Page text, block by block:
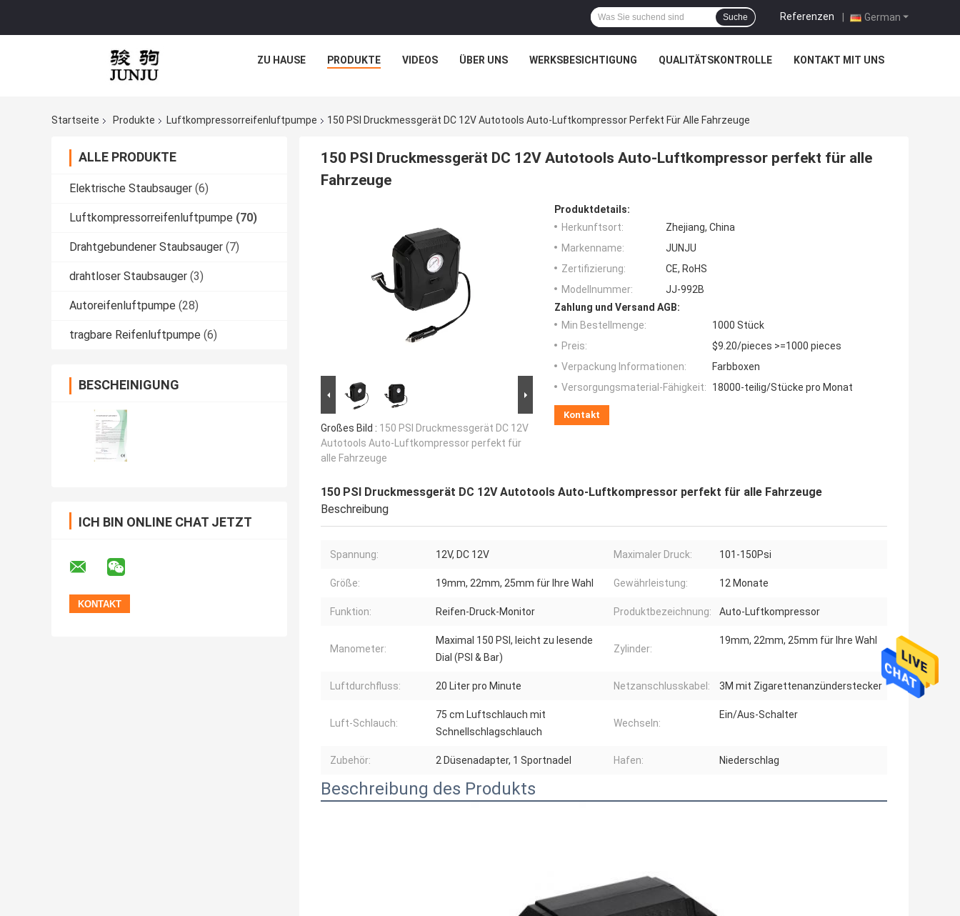
German
Referenzen |
Suche
ZU HAUSE PRODUKTE VIDEOS ÜBER UNS WERKSBESICHTIGUNG QUALITÄTSKONTROLLE KONTAKT MIT UNS
Startseite Produkte Luftkompressorreifenluftpumpe 150 PSI Druckmessgerät DC 12V Autotools Auto-Luftkompressor Perfekt Für Alle Fahrzeuge
ALLE PRODUKTE
Elektrische Staubsauger (6)
Luftkompressorreifenluftpumpe (70)
Drahtgebundener Staubsauger (7)
drahtloser Staubsauger (3)
Autoreifenluftpumpe (28)
tragbare Reifenluftpumpe (6)
BESCHEINIGUNG
ICH BIN ONLINE CHAT JETZT
150 PSI Druckmessgerät DC 12V Autotools Auto-Luftkompressor perfekt für alle
Fahrzeuge
Großes Bild : 150 PSI Druckmessgerät DC 12V
Autotools Auto-Luftkompressor perfekt für
alle Fahrzeuge
Produktdetails:
Herkunftsort:
Zhejiang, China
Markenname:
JUNJU
Zertifizierung:
CE, RoHS
Modellnummer:
JJ-992B
Zahlung und Versand AGB:
Min Bestellmenge:
1000 Stück
Preis:
$9.20/pieces >=1000 pieces
Verpackung Informationen:
Farbboxen
Versorgungsmaterial-Fähigkeit:
18000-teilig/Stücke pro Monat
Kontakt
150 PSI Druckmessgerät DC 12V Autotools Auto-Luftkompressor perfekt für alle Fahrzeuge
Beschreibung
Spannung: 12V, DC 12V Maximaler Druck: 101-150Psi
Größe: 19mm, 22mm, 25mm für Ihre Wahl Gewährleistung: 12 Monate
Funktion: Reifen-Druck-Monitor Produktbezeichnung: Auto-Luftkompressor
Manometer:
Maximal 150 PSI, leicht zu lesende
Dial (PSI & Bar)
Zylinder:
19mm, 22mm, 25mm für Ihre Wahl
Luftdurchfluss: 20 Liter pro Minute Netzanschlusskabel: 3M mit Zigarettenanzünderstecker
Luft-Schlauch:
75 cm Luftschlauch mit
Schnellschlagschlauch
Wechseln:
Ein/Aus-Schalter
Zubehör: 2 Düsenadapter, 1 Sportnadel Hafen: Niederschlag
Beschreibung des Produkts